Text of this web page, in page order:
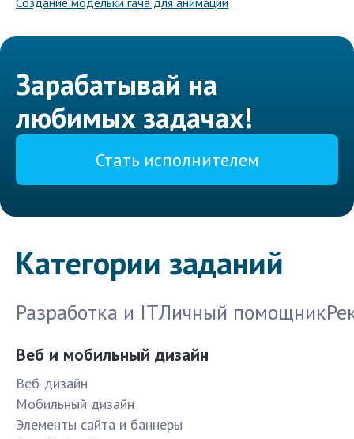
Зарабатывай на
любимых задачах!
Стать исполнителем
Категории заданий
Разработка и ITЛичный помощник
Веб и мобильный дизайн
Веб-дизайн
Мобильный дизайн
Элементы сайта и баннеры